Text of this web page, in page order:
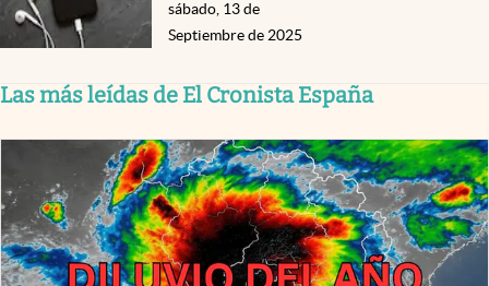
sábado, 13 de
Septiembre de 2025
Las más leídas de El Cronista España